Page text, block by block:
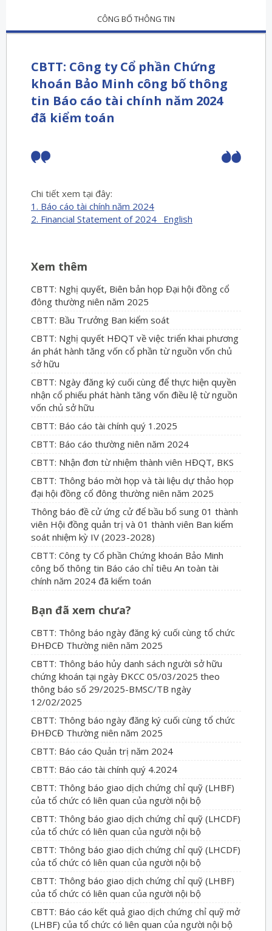
CÔNG BỐ THÔNG TIN
CBTT: Công ty Cổ phần Chứng
khoán Bảo Minh công bố thông
tin Báo cáo tài chính năm 2024
đã kiểm toán
Chi tiết xem tại đây:
1. Báo cáo tài chính năm 2024
2. Financial Statement of 2024_ English
Xem thêm
CBTT: Nghị quyết, Biên bản họp Đại hội đồng cổ
đông thường niên năm 2025
CBTT: Bầu Trưởng Ban kiểm soát
CBTT: Nghị quyết HĐQT về việc triển khai phương
án phát hành tăng vốn cổ phần từ nguồn vốn chủ
sở hữu
CBTT: Ngày đăng ký cuối cùng để thực hiện quyền
nhận cổ phiếu phát hành tăng vốn điều lệ từ nguồn
vốn chủ sở hữu
CBTT: Báo cáo tài chính quý 1.2025
CBTT: Báo cáo thường niên năm 2024
CBTT: Nhận đơn từ nhiệm thành viên HĐQT, BKS
CBTT: Thông báo mời họp và tài liệu dự thảo họp
đại hội đồng cổ đông thường niên năm 2025
Thông báo đề cử ứng cử để bầu bổ sung 01 thành
viên Hội đồng quản trị và 01 thành viên Ban kiểm
soát nhiệm kỳ IV (2023-2028)
CBTT: Công ty Cổ phần Chứng khoán Bảo Minh
công bố thông tin Báo cáo chỉ tiêu An toàn tài
chính năm 2024 đã kiểm toán
Bạn đã xem chưa?
CBTT: Thông báo ngày đăng ký cuối cùng tổ chức
ĐHĐCĐ Thường niên năm 2025
CBTT: Thông báo hủy danh sách người sở hữu
chứng khoán tại ngày ĐKCC 05/03/2025 theo
thông báo số 29/2025-BMSC/TB ngày
12/02/2025
CBTT: Thông báo ngày đăng ký cuối cùng tổ chức
ĐHĐCĐ Thường niên năm 2025
CBTT: Báo cáo Quản trị năm 2024
CBTT: Báo cáo tài chính quý 4.2024
CBTT: Thông báo giao dịch chứng chỉ quỹ (LHBF)
của tổ chức có liên quan của người nội bộ
CBTT: Thông báo giao dịch chứng chỉ quỹ (LHCDF)
của tổ chức có liên quan của người nội bộ
CBTT: Thông báo giao dịch chứng chỉ quỹ (LHCDF)
của tổ chức có liên quan của người nội bộ
CBTT: Thông báo giao dịch chứng chỉ quỹ (LHBF)
của tổ chức có liên quan của người nội bộ
CBTT: Báo cáo kết quả giao dịch chứng chỉ quỹ mở
(LHBF) của tổ chức có liên quan của người nội bộ